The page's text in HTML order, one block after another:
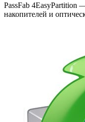
PassFab 4EasyPartition
накопителей и